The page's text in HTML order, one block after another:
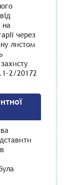
від
на
через
листом
захисту
2/20172